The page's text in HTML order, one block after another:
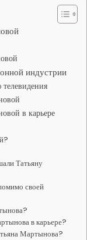
индустрии
в карьере
Татьяну
своей
в карьере?
Мартынова?